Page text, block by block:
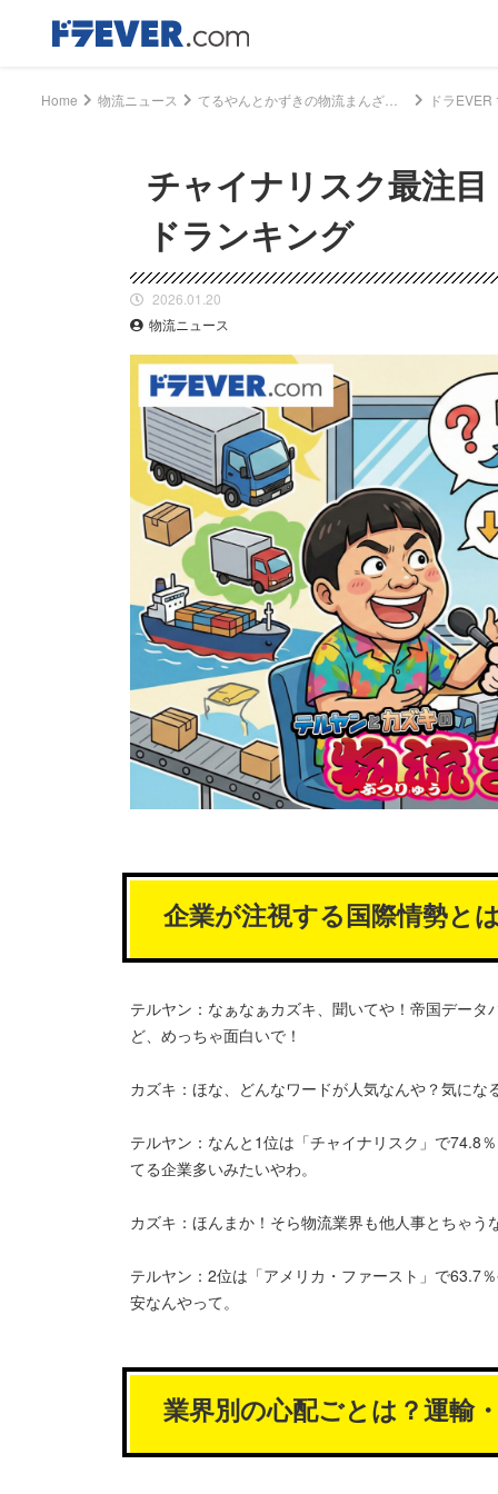
Home 物流ニュース
チャイナリスク最注
ドランキング
2026.01.20
物流ニュース
企業が注視する国際情勢と
テルヤン：なぁなぁカズキ、聞いてや！帝国デー
ど、めっちゃ面白いで！
カズキ：ほな、どんなワードが人気なんや？気にな
テルヤン：なんと1位は「チャイナリスク」で74.8
てる企業多いみたいやわ。
カズキ：ほんまか！そら物流業界も他人事とちゃう
テルヤン：2位は「アメリカ・ファースト」で63.7
安なんやって。
業界別の心配ごとは？運輸